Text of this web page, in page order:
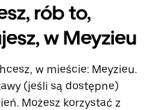
rób to,
w Meyzieu
w mieście: Meyzieu.
(jeśli są dostępne)
Możesz korzystać z